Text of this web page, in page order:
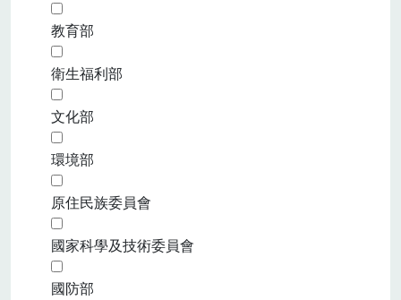
教育部
衛生福利部
文化部
環境部
原住民族委員會
國家科學及技術委員會
國防部